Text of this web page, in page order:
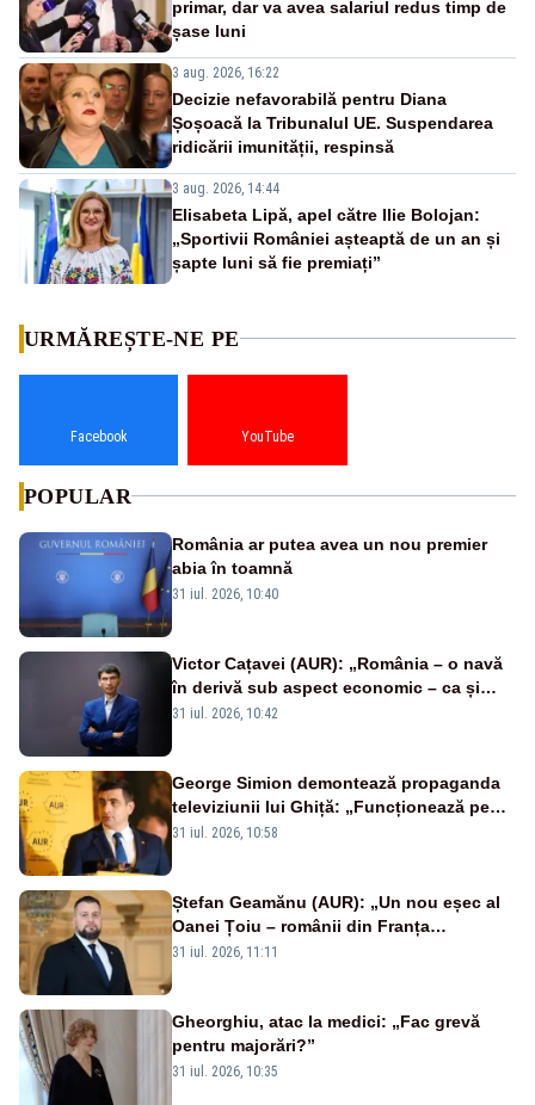
primar, dar va avea salariul redus timp de
șase luni
3 aug. 2026, 16:22
Decizie nefavorabilă pentru Diana
Șoșoacă la Tribunalul UE. Suspendarea
ridicării imunității, respinsă
3 aug. 2026, 14:44
Elisabeta Lipă, apel către Ilie Bolojan:
„Sportivii României așteaptă de un an și
șapte luni să fie premiați”
URMĂREȘTE-NE PE
Facebook YouTube
POPULAR
România ar putea avea un nou premier
abia în toamnă
31 iul. 2026, 10:40
Victor Cațavei (AUR): „România – o navă
în derivă sub aspect economic – ca și
rezultat al guvernărilor din ultimii 36 de
31 iul. 2026, 10:42
George Simion demontează propaganda
televiziunii lui Ghiță: „Funcționează pe
miliarde luate de la români”
31 iul. 2026, 10:58
Ștefan Geamănu (AUR): „Un nou eșec al
Oanei Țoiu – românii din Franța
abandonați de propriul minister de
31 iul. 2026, 11:11
Gheorghiu, atac la medici: „Fac grevă
pentru majorări?”
31 iul. 2026, 10:35